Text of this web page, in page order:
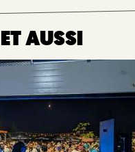
ET AUSSI